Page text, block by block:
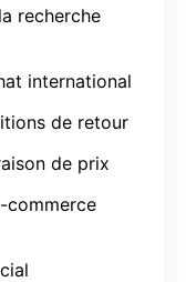
recherche
international
de retour
de prix
commerce